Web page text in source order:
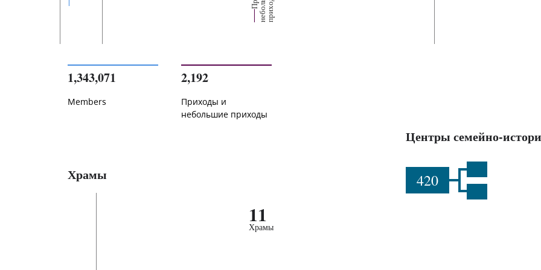
х
ш
ы
1,343,071
Members
2,192
Приходы и
небольшие приходы
Центры семейно-
420
Храмы
11
Храмы